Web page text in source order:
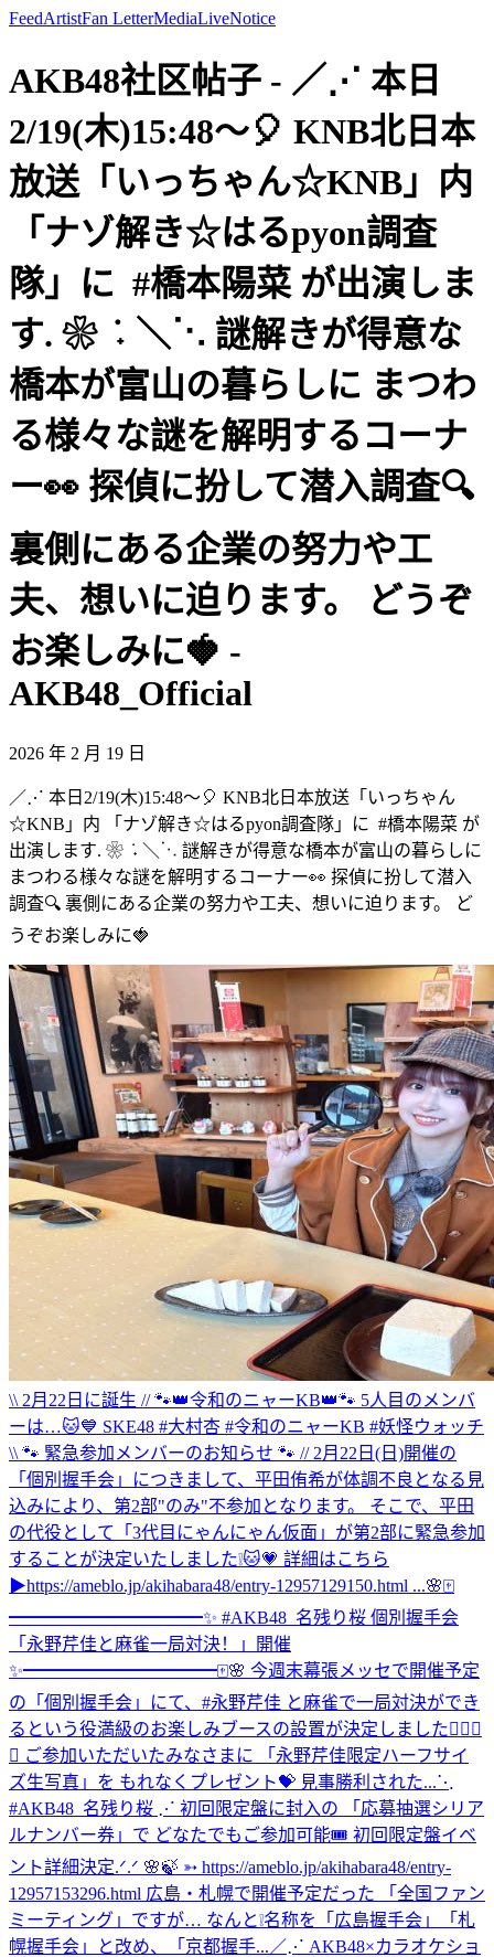
FeedArtistFan LetterMediaLiveNotice
AKB48社区帖子 - ‎／⋰ ‎本日
2/19(木)15:48～🎈 ‎KNB北日本
放送「いっちゃん☆KNB」内
‎「ナゾ解き☆はるpyon調査
隊」に ‎ ⁦‪#橋本陽菜‬⁩ が出演しま
す. ❀ ݁ ˖ ‎＼⋱ ‎謎解きが得意な
橋本が富山の暮らしに ‎まつわ
る様々な謎を解明するコーナ
ー👀 ‎探偵に扮して潜入調査🔍 ‎
裏側にある企業の努力や工
夫、想いに迫ります。 ‎どうぞ
お楽しみに🍓 -
AKB48_Official
2026 年 2 月 19 日
‎／⋰ ‎本日2/19(木)15:48～🎈 ‎KNB北日本放送「いっちゃん
☆KNB」内 ‎「ナゾ解き☆はるpyon調査隊」に ‎ ⁦‪#橋本陽菜‬⁩ が
出演します. ❀ ݁ ˖ ‎＼⋱ ‎謎解きが得意な橋本が富山の暮らしに
‎まつわる様々な謎を解明するコーナー👀 ‎探偵に扮して潜入
調査🔍 ‎裏側にある企業の努力や工夫、想いに迫ります。 ‎ど
うぞお楽しみに🍓
\\ 2月22日に誕生 // 🐾👑令和のニャーKB👑🐾 5人目のメンバ
ーは…🐱💙 SKE48 #大村杏 #令和のニャーKB #妖怪ウォッチ
\\ 🐾 緊急参加メンバーのお知らせ 🐾 // 2月22日(日)開催の
「個別握手会」につきまして、平田侑希が体調不良となる見
込みにより、第2部"のみ"不参加となります。 そこで、平田
の代役として「3代目にゃんにゃん仮面」が第2部に緊急参加
することが決定いたしました❕🐱💗 詳細はこちら
▶https://ameblo.jp/akihabara48/entry-12957129150.html ...🌸🀄️
━━━━━━━━━━━✨ #AKB48_名残り桜 個別握手会
「永野芹佳と麻雀一局対決！」開催
✨━━━━━━━━━━━🀄️🌸 今週末幕張メッセで開催予定
の「個別握手会」にて、#永野芹佳 と麻雀で一局対決ができ
るという役満級のお楽しみブースの設置が決定しました✊🏻🎯
💖 ご参加いただいたみなさまに 「永野芹佳限定ハーフサイ
ズ生写真」を もれなくプレゼント💝 見事勝利された...⋱
#AKB48_名残り桜 ⋰ 初回限定盤に封入の 「応募抽選シリア
ルナンバー券」で どなたでもご参加可能🎟️ 初回限定盤イベ
ント詳細決定.ᐟ.ᐟ 🌸🍃 ➳ https://ameblo.jp/akihabara48/entry-
12957153296.html 広島・札幌で開催予定だった 「全国ファン
ミーティング」ですが… なんと❕名称を「広島握手会」「札
幌握手会」と改め、「京都握手... ／⋰ AKB48×カラオケショ